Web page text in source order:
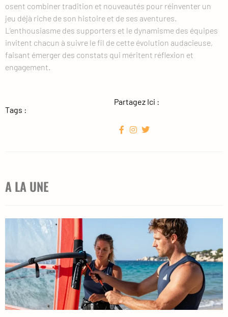
osent combiner tradition et nouveautés pour réinventer un
jeu déjà riche de son histoire et de ses aventures.
L’enthousiasme des supporters et le dynamisme des équipes
invitent chacun à suivre le fil de cette évolution audacieuse,
faisant émerger des constats qui méritent réflexion et
engagement.
Tags :
Partagez Ici :
A LA UNE